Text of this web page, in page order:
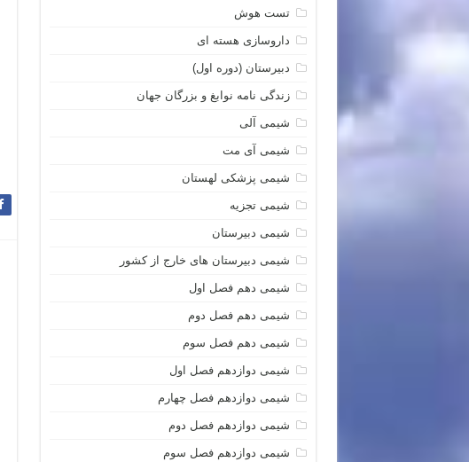
تست هوش
داروسازی هسته ای
دبیرستان (دوره اول)
زندگی نامه نوابغ و بزرگان جهان
شیمی آلی
شیمی آی مت
شیمی پزشکی لهستان
شیمی تجزیه
شیمی دبیرستان
شیمی دبیرستان های خارج از کشور
شیمی دهم فصل اول
شیمی دهم فصل دوم
شیمی دهم فصل سوم
شیمی دوازدهم فصل اول
شیمی دوازدهم فصل چهارم
شیمی دوازدهم فصل دوم
شیمی دوازدهم فصل سوم